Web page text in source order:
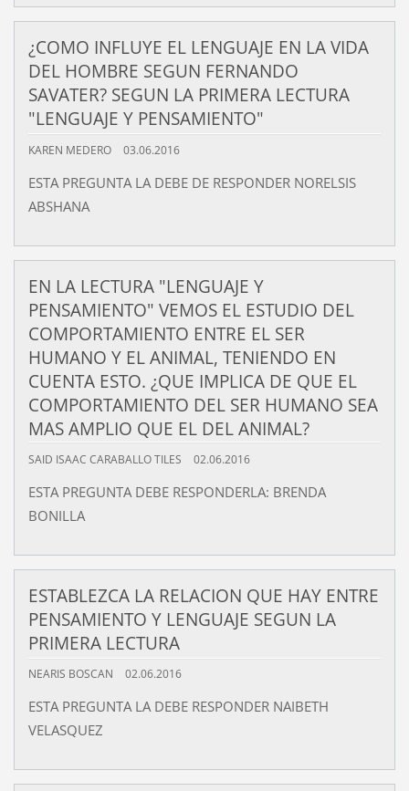
¿COMO INFLUYE EL LENGUAJE EN LA VIDA
DEL HOMBRE SEGUN FERNANDO
SAVATER? SEGUN LA PRIMERA LECTURA
"LENGUAJE Y PENSAMIENTO"
KAREN MEDERO 03.06.2016
ESTA PREGUNTA LA DEBE DE RESPONDER NORELSIS
ABSHANA
EN LA LECTURA "LENGUAJE Y
PENSAMIENTO" VEMOS EL ESTUDIO DEL
COMPORTAMIENTO ENTRE EL SER
HUMANO Y EL ANIMAL, TENIENDO EN
CUENTA ESTO. ¿QUE IMPLICA DE QUE EL
COMPORTAMIENTO DEL SER HUMANO SEA
MAS AMPLIO QUE EL DEL ANIMAL?
SAID ISAAC CARABALLO TILES 02.06.2016
ESTA PREGUNTA DEBE RESPONDERLA: BRENDA
BONILLA
ESTABLEZCA LA RELACION QUE HAY ENTRE
PENSAMIENTO Y LENGUAJE SEGUN LA
PRIMERA LECTURA
NEARIS BOSCAN 02.06.2016
ESTA PREGUNTA LA DEBE RESPONDER NAIBETH
VELASQUEZ